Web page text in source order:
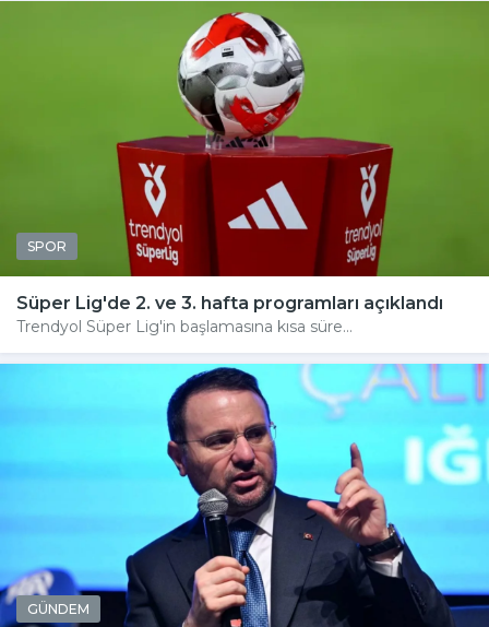
SPOR
Süper Lig'de 2. ve 3. hafta programları açıklandı
Trendyol Süper Lig'in başlamasına kısa süre...
GÜNDEM